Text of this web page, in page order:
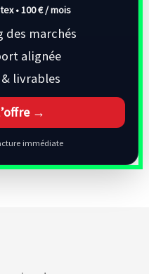
•100 € / mois
des marchés
alignée
livrables
→
immédiate